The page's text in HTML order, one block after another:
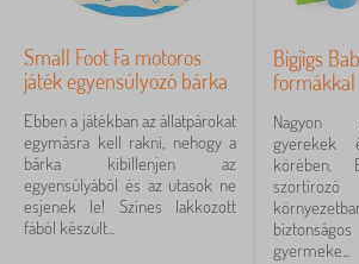
Small Foot Fa motoros
játék egyensúlyozó bárka
Ebben a játékban az állatpárokat
egymásra kell rakni, nehogy a
bárka kibillenjen az
egyensúlyából és az utasok ne
esjenek le! Színes lakkozott
fából készült...
Bigjigs
formákkal
Nagyon
gyerekek
körében.
gyermeke...